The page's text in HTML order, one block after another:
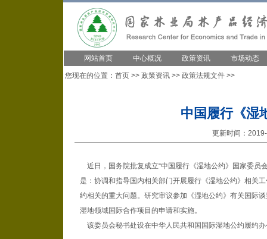
网站首页 中心概况 政策资讯 市场动态
您现在的位置： 首页 >> 政策资讯 >> 政策法规文件 >>
中国履行《湿
更新时间：
近日，国务院批复成立“中国履行《湿地公约》国家委员
是：协调和指导国内相关部门开展履行《湿地公约》相关
约相关的重大问题。研究审议参加《湿地公约》有关国际
湿地领域国际合作项目的申请和实施。
该委员会秘书处设在中华人民共和国国际湿地公约履约办